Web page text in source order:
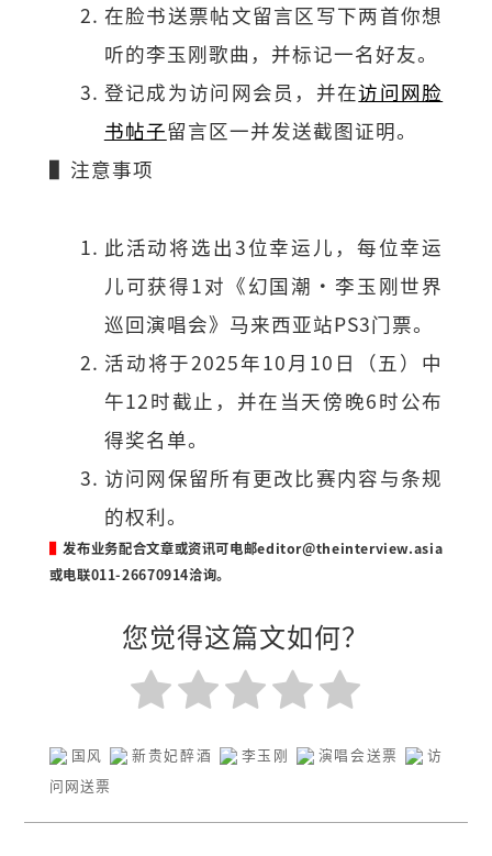
在脸书送票帖文留言区写下两首你想
听的李玉刚歌曲，并标记一名好友。
登记成为访问网会员，并在访问网脸
书帖子留言区一并发送截图证明。
▌注意事项
此活动将选出3位幸运儿，每位幸运
儿可获得1对《幻国潮·李玉刚世界
巡回演唱会》马来西亚站PS3门票。
活动将于2025年10月10日（五）中
午12时截止，并在当天傍晚6时公布
得奖名单。
访问网保留所有更改比赛内容与条规
的权利。
▌发布业务配合文章或资讯可电邮editor@theinterview.asia
或电联011-26670914洽询。
您觉得这篇文如何？
国风 新贵妃醉酒 李玉刚 演唱会送票
访
问网送票